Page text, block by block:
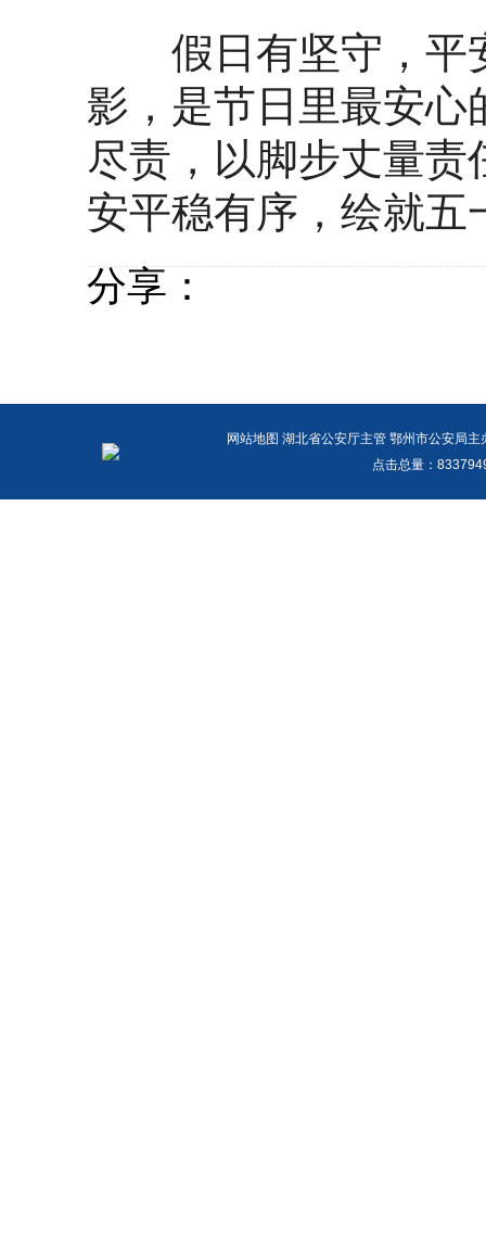
假日有坚守，平
影，是节日里最安
尽责，以脚步丈量
安平稳有序，绘就五
分享：
网站地图 湖北省公安厅主管 鄂州市公安局
点击总量：